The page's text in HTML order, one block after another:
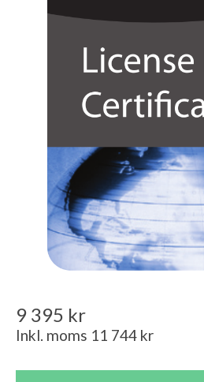
9 395 kr
Inkl. moms 11 744 kr